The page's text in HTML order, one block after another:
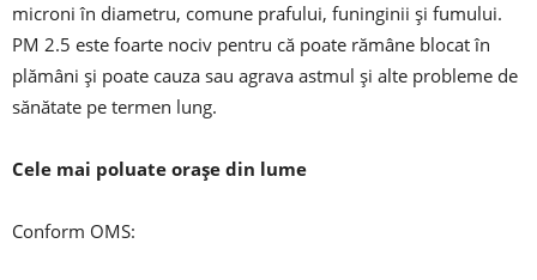
microni în diametru, comune prafului, funinginii și fumului.
PM 2.5 este foarte nociv pentru că poate rămâne blocat în
plămâni și poate cauza sau agrava astmul și alte probleme de
sănătate pe termen lung.
Cele mai poluate orașe din lume
Conform OMS: